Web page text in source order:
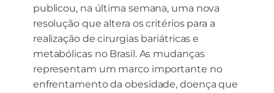
publicou, na última semana, uma nova
resolução que altera os critérios para a
realização de cirurgias bariátricas e
metabólicas no Brasil. As mudanças
representam um marco importante no
enfrentamento da obesidade, doença que